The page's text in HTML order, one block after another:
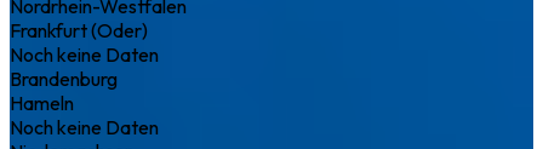
Nordrhein-Westfalen
Frankfurt (Oder)
Noch keine Daten
Brandenburg
Hameln
Noch keine Daten